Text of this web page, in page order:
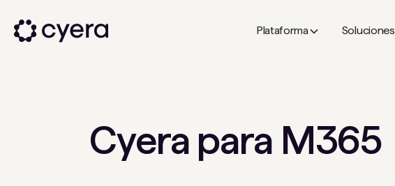
Plataforma Soluciones
Cyera para M365